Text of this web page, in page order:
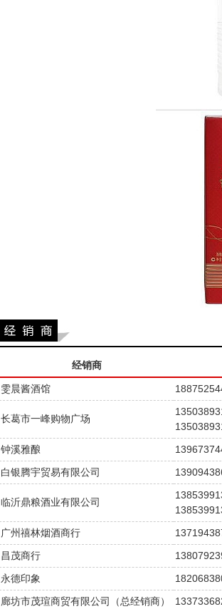
经销商
雯晨酱酒馆
长葛市一峰购物广场
钟溪雅酿
白银腾宇贸易有限公司
临沂鼎粮酒业有限公司
广州禧林烟酒商行
昌茂商行
永德印象
廊坊市茂瑄商贸有限公司（总经销商）